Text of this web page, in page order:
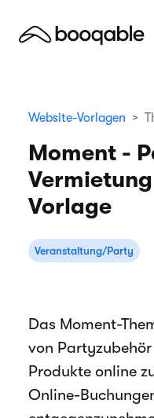
Website-Vorlagen
Moment -
Vorlage
Veranstaltung/Party
Das Moment-
von
Produkte online
Online-